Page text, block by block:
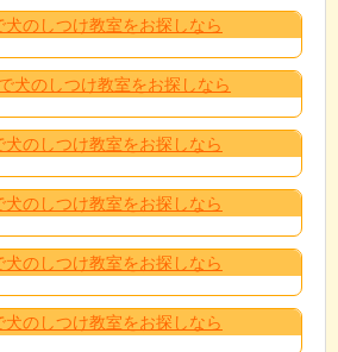
犬のしつけ教室をお探しなら
犬のしつけ教室をお探しなら
犬のしつけ教室をお探しなら
犬のしつけ教室をお探しなら
犬のしつけ教室をお探しなら
犬のしつけ教室をお探しなら